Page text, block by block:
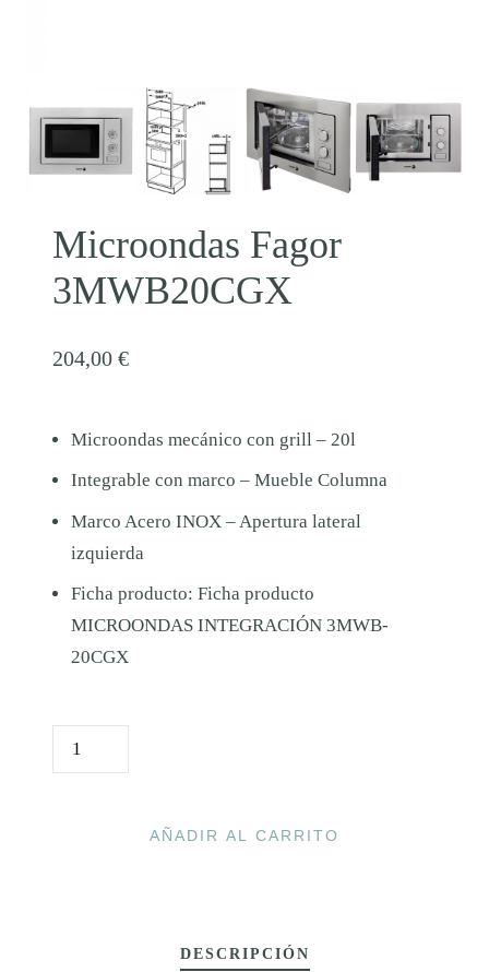
Microondas Fagor
3MWB20CGX
204,00 €
Microondas mecánico con grill – 20l
Integrable con marco – Mueble Columna
Marco Acero INOX – Apertura lateral
izquierda
Ficha producto: Ficha producto
MICROONDAS INTEGRACIÓN 3MWB-
20CGX
I
AÑADIR AL CARRITO
DESCRIPCIÓN